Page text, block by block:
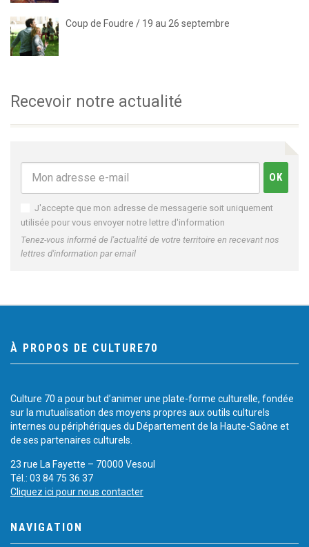
Coup de Foudre / 19 au 26 septembre
Recevoir notre actualité
J'accepte que mon adresse de messagerie soit uniquement
utilisée pour vous envoyer notre lettre d'information
Tenez-vous informé de l'actualité de votre territoire en recevant nos
lettres d'information par email
À PROPOS DE CULTURE70
Culture 70 a pour but d’animer une plate-forme culturelle, fondée
sur la mutualisation des moyens propres aux outils culturels
internes ou périphériques du Département de la Haute-Saône et
de ses partenaires culturels.
23 rue La Fayette – 70000 Vesoul
Tél.: 03 84 75 36 37
Cliquez ici pour nous contacter
NAVIGATION